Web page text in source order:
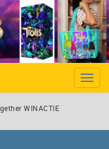
Toggle
WINACTIE